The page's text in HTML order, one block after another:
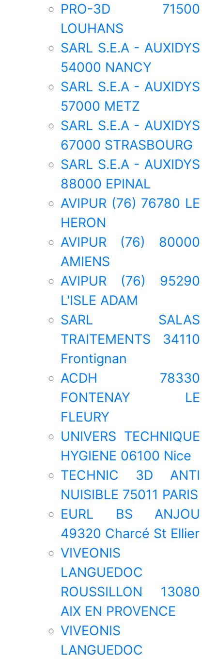
PRO-3D 71500
LOUHANS
SARL S.E.A - AUXIDYS
54000 NANCY
SARL S.E.A - AUXIDYS
57000 METZ
SARL S.E.A - AUXIDYS
67000 STRASBOURG
SARL S.E.A - AUXIDYS
88000 EPINAL
AVIPUR (76) 76780 LE
HERON
AVIPUR (76) 80000
AMIENS
AVIPUR (76) 95290
L'ISLE ADAM
SARL SALAS
TRAITEMENTS 34110
Frontignan
ACDH 78330
FONTENAY LE
FLEURY
UNIVERS TECHNIQUE
HYGIENE 06100 Nice
TECHNIC 3D ANTI
NUISIBLE 75011 PARIS
EURL BS ANJOU
49320 Charcé St Ellier
VIVEONIS
LANGUEDOC
ROUSSILLON 13080
AIX EN PROVENCE
VIVEONIS
LANGUEDOC